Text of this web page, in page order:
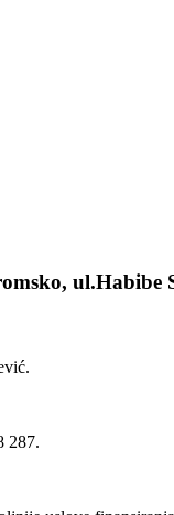
ul.Habibe
287.